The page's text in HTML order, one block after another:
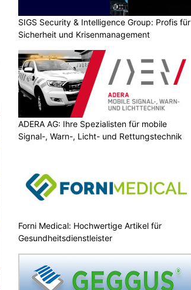
SIGS Security & Intelligence Group: Profis für
Sicherheit und Krisenmanagement
ADERA AG: Ihre Spezialisten für mobile
Signal-, Warn-, Licht- und Rettungstechnik
Forni Medical: Hochwertige Artikel für
Gesundheitsdienstleister